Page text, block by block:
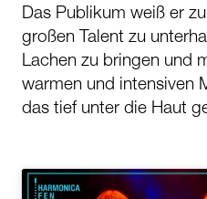
Das Publikum weiß er
großen Talent zu
Lachen zu bringen und
warmen und intensiven
das tief unter die Haut